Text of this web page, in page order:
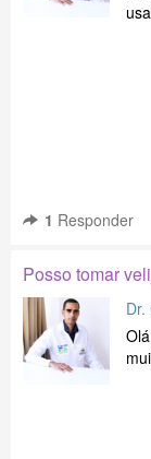
1 Responder
Posso tomar